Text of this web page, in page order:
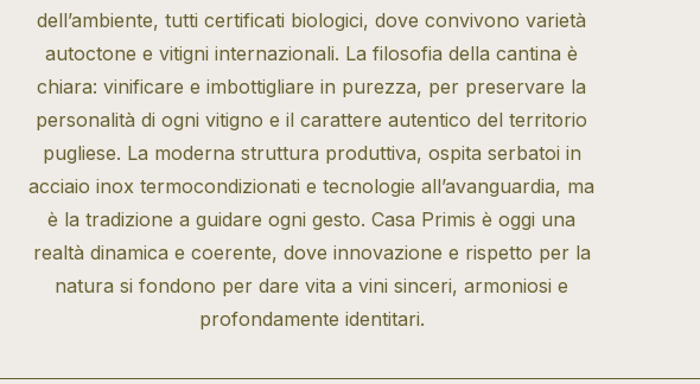
dell’ambiente, tutti certificati biologici, dove convivono varietà
autoctone e vitigni internazionali. La filosofia della cantina è
chiara: vinificare e imbottigliare in purezza, per preservare la
personalità di ogni vitigno e il carattere autentico del territorio
pugliese. La moderna struttura produttiva, ospita serbatoi in
acciaio inox termocondizionati e tecnologie all’avanguardia, ma
è la tradizione a guidare ogni gesto. Casa Primis è oggi una
realtà dinamica e coerente, dove innovazione e rispetto per la
natura si fondono per dare vita a vini sinceri, armoniosi e
profondamente identitari.